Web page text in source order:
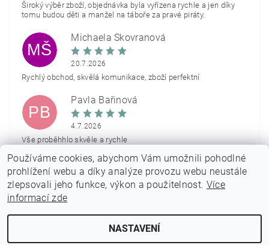
Široký výběr zboží, objednávka byla vyřízena rychle a jen díky
tomu budou děti a manžel na táboře za pravé piráty.
MŠ
Michaela Škovranová
20.7.2026
Rychlý obchod, skvělá komunikace, zboží perfektní
PB
Pavla Bařinová
4.7.2026
Vše proběhhlo skvěle a rychle
Zobrazit další hodnocení
Používáme cookies, abychom Vám umožnili pohodlné
prohlížení webu a díky analýze provozu webu neustále
zlepsovali jeho funkce, výkon a použitelnost. Více
informací zde
NASTAVENÍ